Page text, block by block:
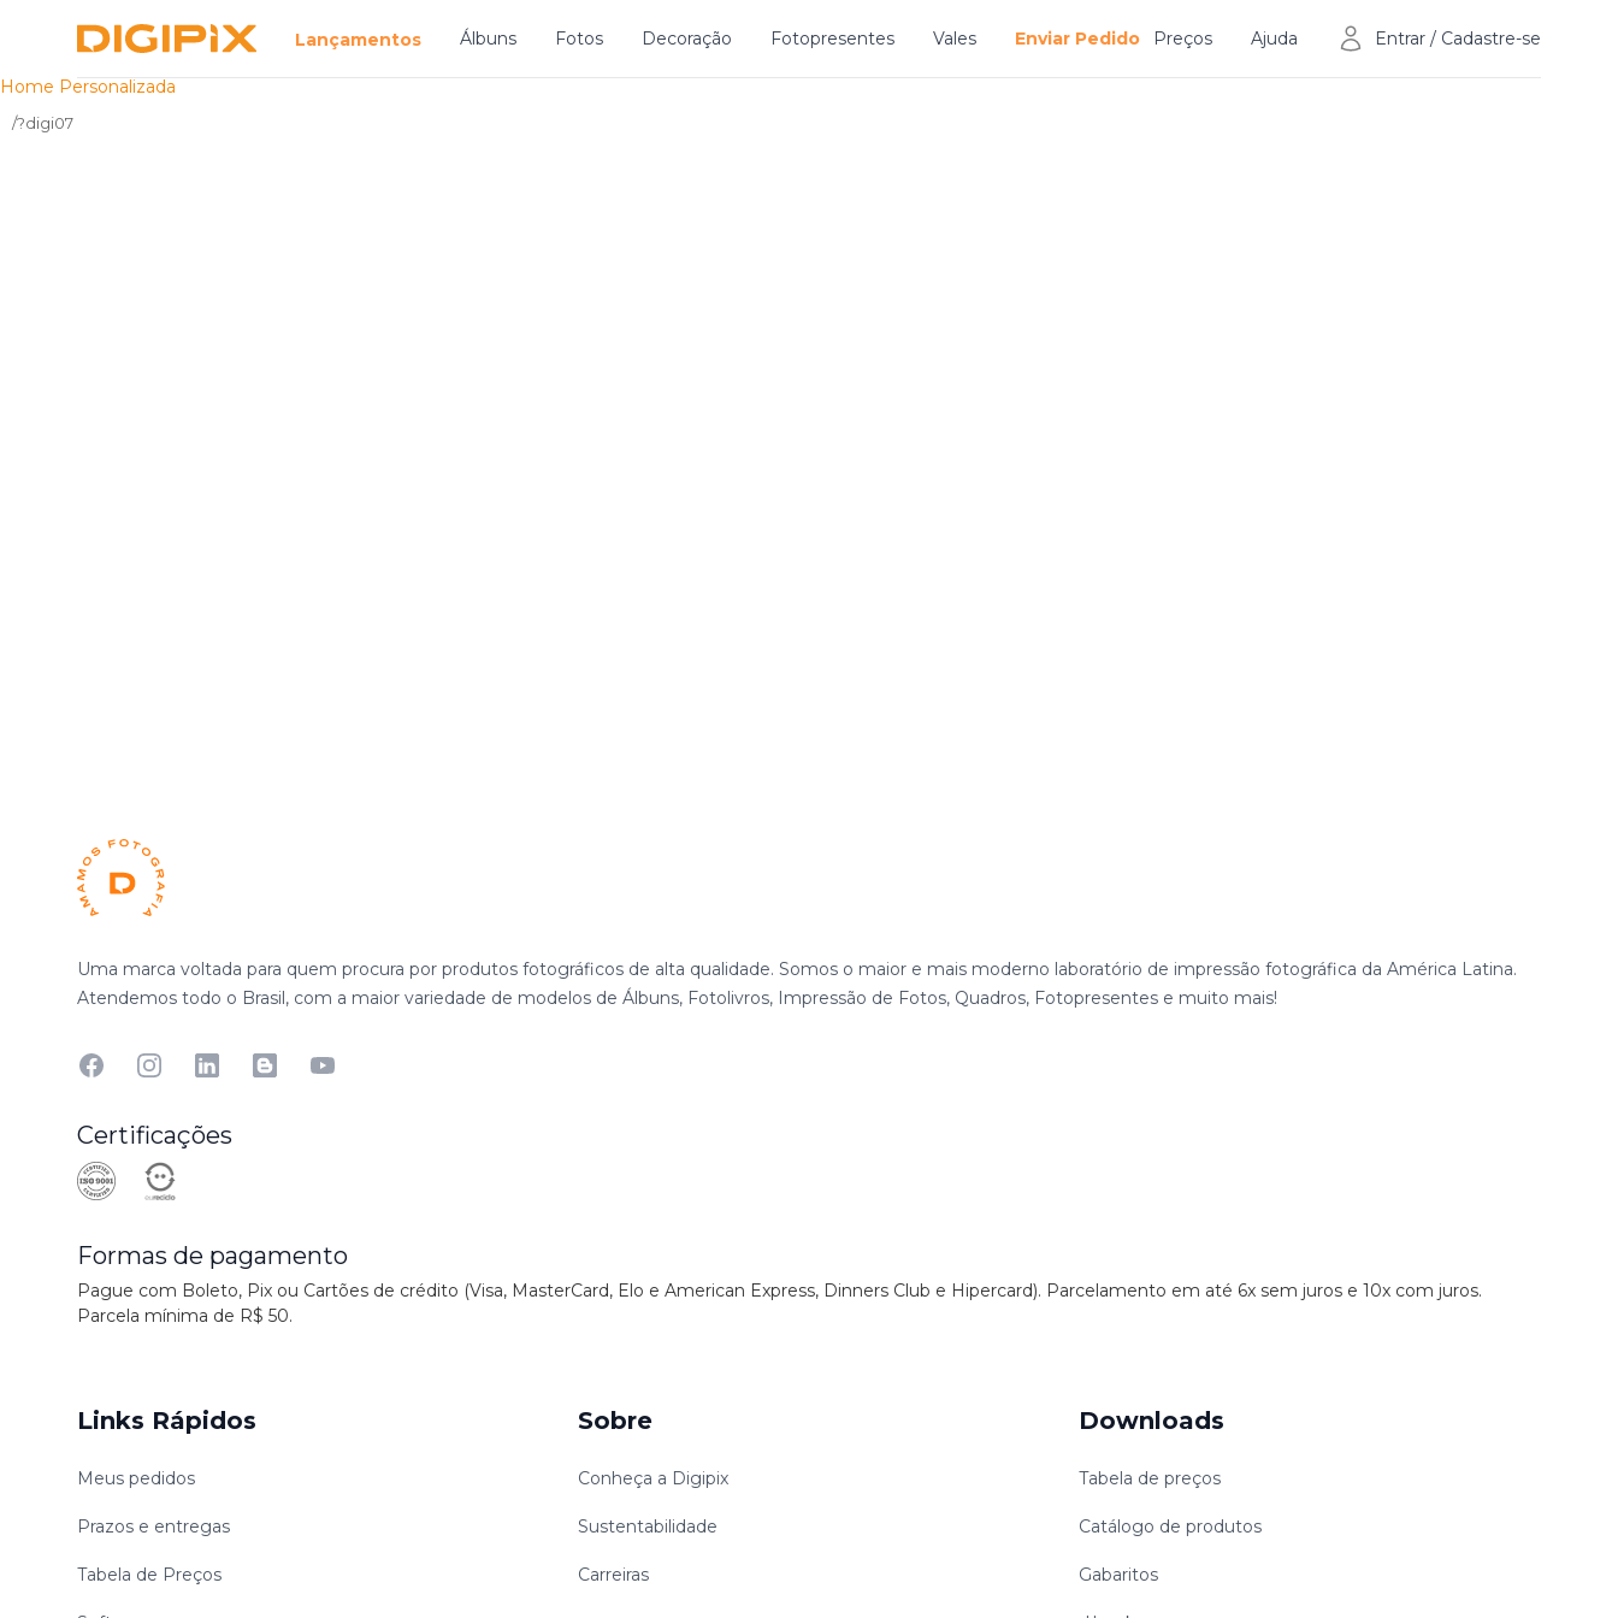
Digipix Lançamentos Álbuns Fotos Decoração Fotopresentes Vales Enviar Pedido Preços Ajuda Entrar / Cadastre-se
Home Personalizada
/?digi07
Uma marca voltada para quem procura por produtos fotográficos de alta qualidade. Somos o maior e mais moderno laboratório de impressão fotográfica da América Latina.
Atendemos todo o Brasil, com a maior variedade de modelos de Álbuns, Fotolivros, Impressão de Fotos, Quadros, Fotopresentes e muito mais!
FacebookInstagramLinkedinBlog YouTube
Certificações
Formas de pagamento
Pague com Boleto, Pix ou Cartões de crédito (Visa, MasterCard, Elo e American Express, Dinners Club e Hipercard). Parcelamento em até 6x sem juros e 10x com juros.
Parcela mínima de R$ 50.
Links Rápidos
Meus pedidos
Prazos e entregas
Tabela de Preços
Sobre
Conheça a Digipix
Sustentabilidade
Carreiras
Downloads
Tabela de preços
Catálogo de produtos
Gabaritos